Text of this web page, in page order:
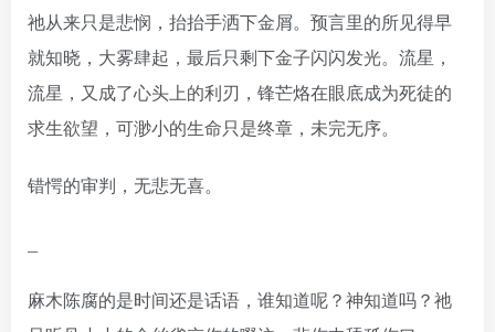
祂从来只是悲悯，抬抬手洒下金屑。预言里的所见得早
就知晓，大雾肆起，最后只剩下金子闪闪发光。流星，
流星，又成了心头上的利刃，锋芒烙在眼底成为死徒的
求生欲望，可渺小的生命只是终章，未完无序。
错愕的审判，无悲无喜。
麻木陈腐的是时间还是话语，谁知道呢？神知道吗？祂